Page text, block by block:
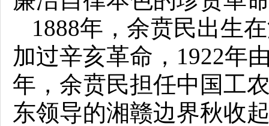
1888年，余贲民出生
加过辛亥革命，1922年
年，余贲民担任中国工
东领导的湘赣边界秋收